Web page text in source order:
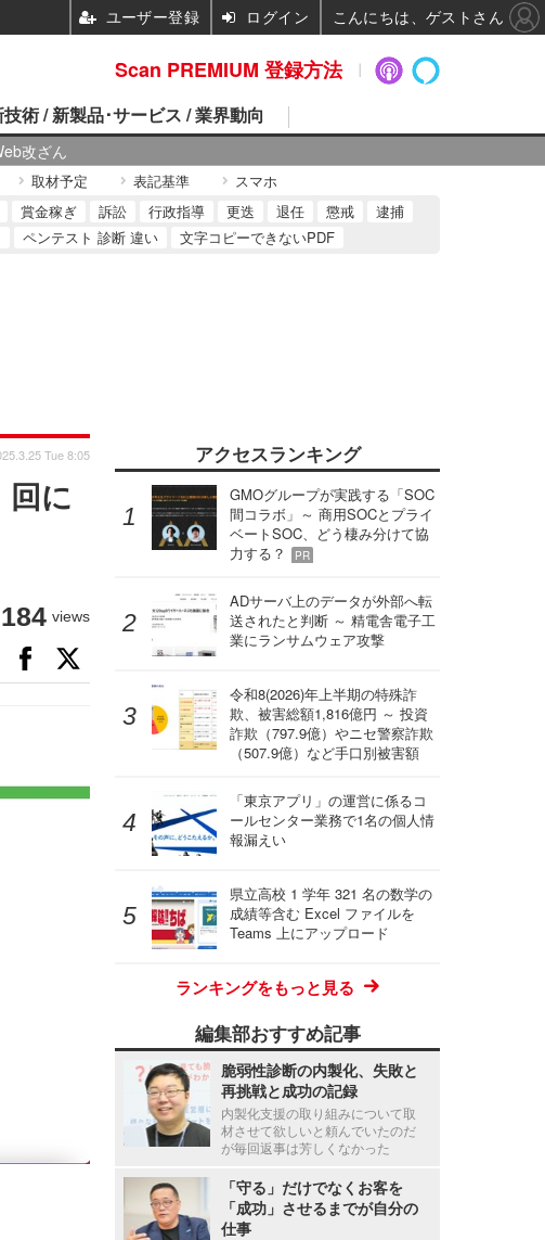
改ざん
術 / 新製品･サービス / 業界動向
取材予定 表記基準 スマホ
賞金稼ぎ 訴訟 行政指導 更迭 退任 懲戒
逮捕
ペンテスト 診断 違い 文字コピーできないPDF
に
Tue 8:05
views
アクセスランキング
GMOグループが実践する「SOC
間コラボ」～ 商用SOCとプライ
ベートSOC、どう棲み分けて協
力する？
PR
ADサーバ上のデータが外部へ転
送されたと判断 ～ 精電舎電子工
業にランサムウェア攻撃
令和8(2026)年上半期の特殊詐
欺、被害総額1,816億円 ～ 投資
詐欺（797.9億）やニセ警察詐欺
（507.9億）など手口別被害額
「東京アプリ」の運営に係るコ
ールセンター業務で1名の個人情
報漏えい
県立高校 1 学年 321 名の数学の
成績等含む Excel ファイルを
Teams 上にアップロード
ランキングをもっと見る
編集部おすすめ記事
脆弱性診断の内製化、失敗と
再挑戦と成功の記録
内製化支援の取り組みについて取
材させて欲しいと頼んでいたのだ
が毎回返事は芳しくなかった
「守る」だけでなくお客を
「成功」させるまでが自分の
仕事
Scan PREMIUM 登録方法
ユーザー登録 ログイン こんにちは、ゲストさん